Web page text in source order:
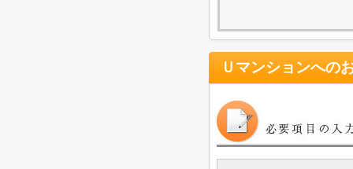
Ｕマンションへの